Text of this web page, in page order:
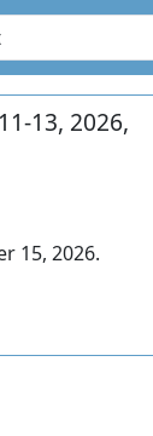
13, 2026,
15, 2026.